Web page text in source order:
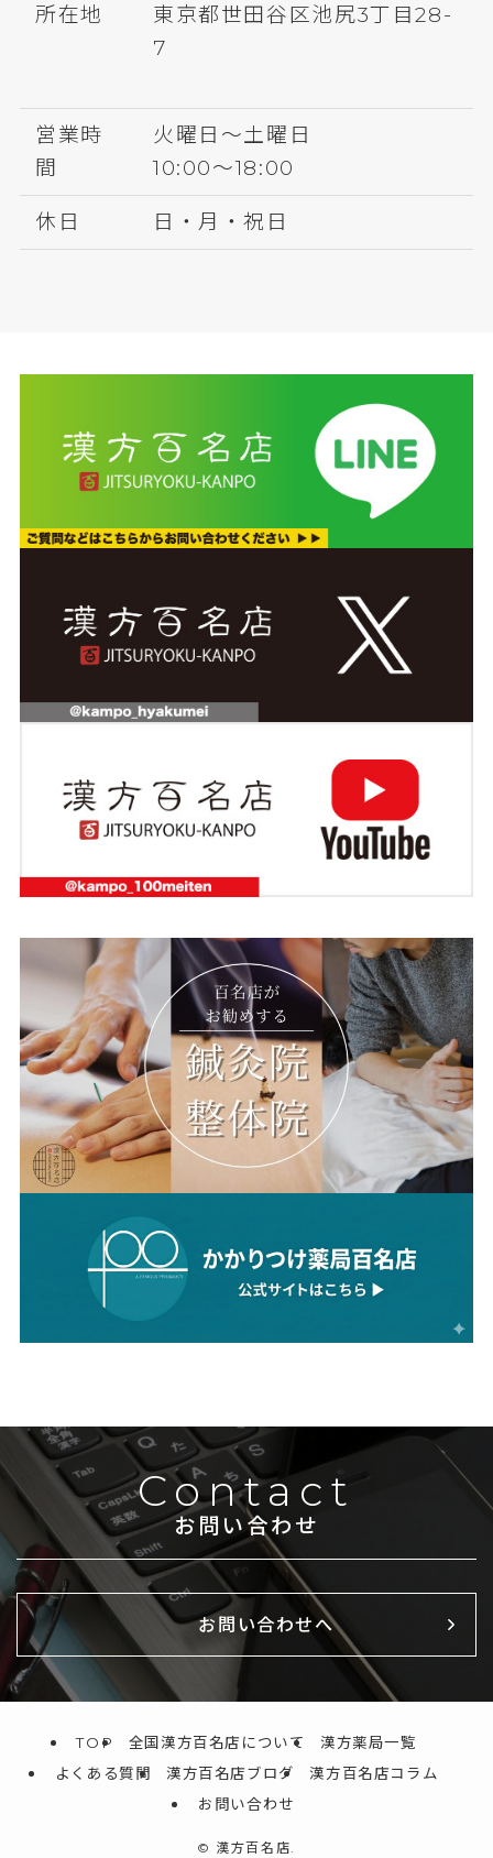
所在地
東京都世田谷区池尻3丁目28-
7
営業時
間
火曜日～土曜日
10:00～18:00
休日 日・月・祝日
Contact
お問い合わせ
お問い合わせへ
TOP 全国漢方百名店について
漢方薬局一覧
よくある質問
漢方百名店ブログ
漢方百名店コラム
お問い合わせ
© 漢方百名店.